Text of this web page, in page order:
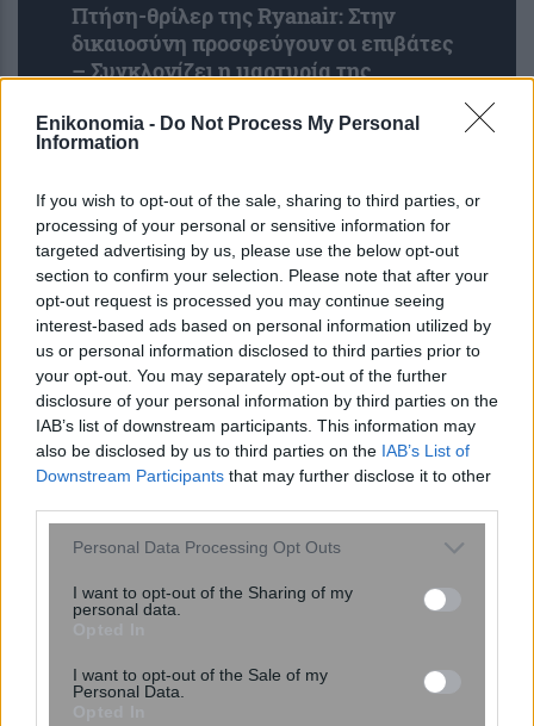
Enikonomia - Do Not Process My Personal
Information
If you wish to opt-out of the sale, sharing to third parties, or
processing of your personal or sensitive information for
targeted advertising by us, please use the below opt-out
section to confirm your selection. Please note that after your
opt-out request is processed you may continue seeing
interest-based ads based on personal information utilized by
us or personal information disclosed to third parties prior to
your opt-out. You may separately opt-out of the further
disclosure of your personal information by third parties on the
IAB’s list of downstream participants. This information may
also be disclosed by us to third parties on the IAB’s List of
Downstream Participants that may further disclose it to other
Please note that this website/app uses one or more Google
not limited to your visit or usage behaviour. You may click to
grant or deny consent to Google and its third-party tags to
consent section.
Personal Data Processing Opt Outs
I want to opt-out of the Sharing of my
personal data.
I want to opt-out of the Sale of my
Personal Data.
Πτήση-θρίλερ της Ryanair: Στην
δικαιοσύνη προσφεύγουν οι επιβάτες
– Συγκλονίζει η μαρτυρία της
Γερμανία: Ρώσοι χάκερ πίσω από το
πλαστό βίντεο για «παραίτηση» του
Μερτς – Τι εκτιμούν οι μυστικές
υπηρεσίες